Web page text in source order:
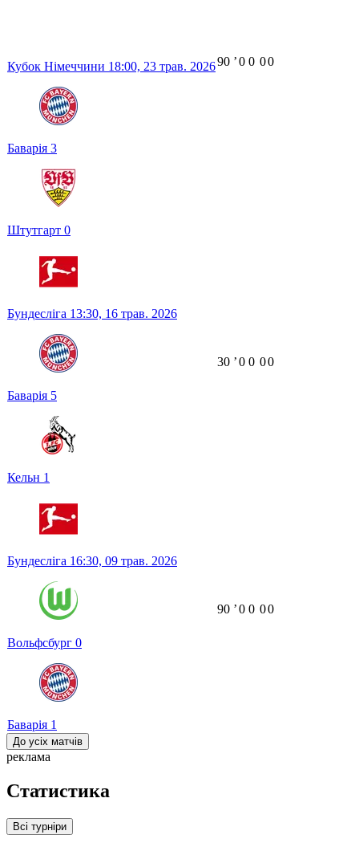
Кубок Німеччини 18:00, 23 трав. 2026
Баварія 3
Штутгарт 0
90 ʼ0 0 00
Бундесліга 13:30, 16 трав. 2026
Баварія 5
Кельн 1
30 ʼ0 0 00
Бундесліга 16:30, 09 трав. 2026
Вольфсбург 0
Баварія 1
90 ʼ0 0 00
До усіх матчів
реклама
Статистика
Всі турніри